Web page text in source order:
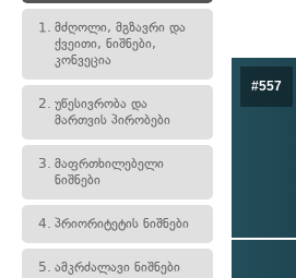
1. მძღოლი, მგზავრი და
ქვეითი, ნიშნები,
კონვეცია
2. უწესივრობა და
მართვის პირობები
3. მაფრთხილებელი
ნიშნები
4. პრიორიტეტის ნიშნები
5. ამკრძალავი ნიშნები
#557